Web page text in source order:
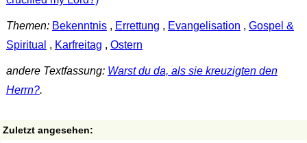
Themen: Bekenntnis, Errettung , Evangelisation , Gospel &
Spiritual , Karfreitag , Ostern
andere Textfassung: Warst du da, als sie kreuzigten den
Herrn?.
Zuletzt angesehen: